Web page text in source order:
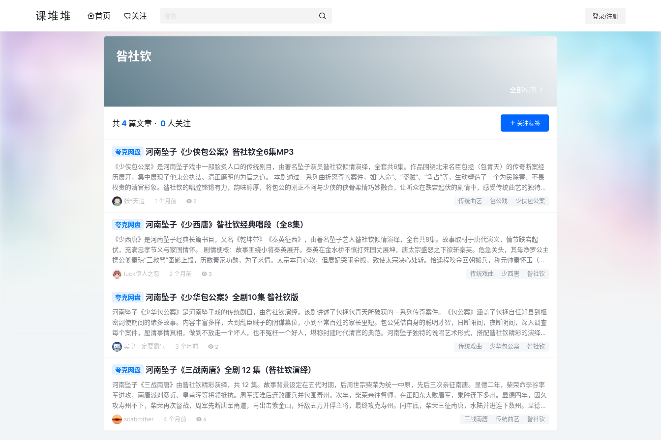
课堆堆 首页 关注 登录/注册
昝社钦
全部标签
共4篇文章 · 0 人关注 关注标签
夸克网盘 河南坠子《少侠包公案》昝社钦全6集MP3
《少侠包公案》是河南坠子戏中一部脍炙人口的传统剧目，由著名坠子演员昝社钦倾情演绎，全套共6集。作品围绕北宋名臣包拯（包青天）的传奇断案经
历展开，集中展现了他秉公执法、清正廉明的为官之道。 本剧通过一系列曲折离奇的案件，如“人命”、“盗贼”、“争占”等，生动塑造了一个为民除害、不畏
权贵的清官形象。昝社钦的唱腔铿锵有力，韵味醇厚，将包公的刚正不阿与少侠的侠骨柔情巧妙融合，让听众在跌宕起伏的剧情中，感受传统曲艺的独特魅
力。 剧目目录： 1少侠包公案-昝社钦河南坠子-疼痛的风景.mp3 2少侠包公案-昝社钦河南坠子-疼痛的风景.mp3 3少侠包公案-昝社钦河南坠子-疼痛的风
景.mp3 4少侠包公案-昝…...
张*天边 1 个月前 2 传统曲艺 包公戏 少侠包公案
夸克网盘 河南坠子《少西唐》昝社钦经典唱段（全8集）
《少西唐》是河南坠子经典长篇书目，又名《乾坤带》《秦英征西》，由著名坠子艺人昝社钦倾情演绎，全套共8集。故事取材于唐代演义，情节跌宕起
伏，充满忠孝节义与家国情怀。 剧情梗概：故事围绕小将秦英展开。秦英在金水桥不慎打死国丈展坤，唐太宗盛怒之下欲斩秦英。危急关头，其母净罗公主
携公爹秦琼“三救驾”图影上殿，历数秦家功勋，为子求情。太宗本已心软，但展妃哭闹金殿，致使太宗决心处斩。恰逢程咬金回朝搬兵，称元帅秦怀玉（秦
英之父）被困西番。程咬金急中生智，以斧逼太宗赦免秦英，并力荐秦英挂帅西征，罗章为先锋。 精彩看点：大军出征后，故事进入高潮。兵发对松关，罗
章收服洪月娥、李月英，上演“罗章跪楼”的经典桥段；秦…...
luck伊人之恋 2 个月前 3 传统戏曲 少西唐 昝社钦
夸克网盘 河南坠子《少华包公案》全剧10集 昝社钦版
河南坠子《少华包公案》是河南坠子戏的传统剧目，由昝社钦演绎。该剧讲述了包拯包青天所破获的一系列传奇案件。《包公案》涵盖了包拯自任知县到枢
密副使期间的诸多故事。内容丰富多样，大到乱臣贼子的阴谋篡位，小到平常百姓的家长里短。包公凭借自身的聪明才智，日断阳间，夜断阴间，深入调查
每个案件，厘清事情真相，做到不放走一个坏人，也不冤枉一个好人，堪称封建时代清官的典范。河南坠子独特的说唱艺术形式，搭配昝社钦精彩的演绎，
让这部《少华包公案》更具魅力，是喜爱传统戏曲及包公故事的听众不容错过的佳作。...
吴皇一定要霸气 3 个月前 2 传统戏曲 少华包公案 昝社钦
夸克网盘 河南坠子《三战南唐》全剧 12 集（昝社钦演绎）
河南坠子《三战南唐》由昝社钦精彩演绎，共 12 集。故事背景设定在五代时期，后周世宗柴荣为统一中原，先后三次亲征南唐。显德二年，柴荣命李谷率
军进攻，南唐派刘彦贞、皇甫晖等将领抵抗。周军渡淮后连败唐兵并包围寿州。次年，柴荣亲往督师，在正阳东大败唐军，乘胜连下多州。显德四年，因久
攻寿州不下，柴荣再次督战，周军先断唐军甬道，再出击紫金山，歼敌五万并俘主将，最终攻克寿州。同年底，柴荣三征南唐，水陆并进连下数州。显德五
年初，南唐求和，战争结束。此役让后周获得南唐江北淮南多地，提升了中原王朝声威，为北伐攻辽创造了条件。昝社钦以河南坠子的独特艺术形式，生动
展现了这段波澜壮阔的历史故事，极具感染力。...
scabrother 4 个月前 6 三战南唐 传统曲艺 昝社钦